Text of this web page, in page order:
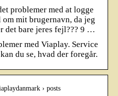
problemer med at logge
mit brugernavn, da jeg
det bare jeres fejl??? 9 …
med Viaplay. Service
du se, hvad der foregår.
› posts